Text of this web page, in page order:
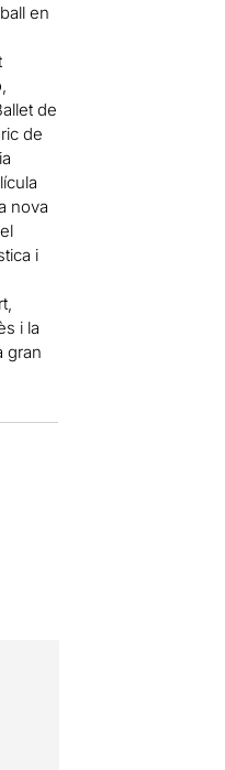
en
de
de
nova
i
i la
gran